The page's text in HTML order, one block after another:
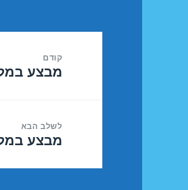
קודם
הפוסט
מבצע במלון
לשלב הבא
הפוסט
מבצע במלון